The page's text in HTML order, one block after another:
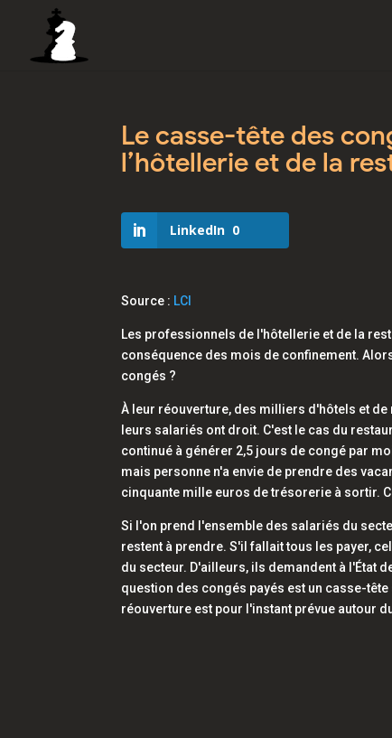
Le casse-tête des
l’hôtellerie et de la
LinkedIn 0
Source : LCI
Les professionnels de l'hôtellerie et de la
conséquence des mois de confinement.
congés ?
À leur réouverture, des milliers d'hôtels et
leurs salariés ont droit. C'est le cas du
continué à générer 2,5 jours de congé par
mais personne n'a envie de prendre des
cinquante mille euros de trésorerie à sortir.
Si l'on prend l'ensemble des salariés du
restent à prendre. S'il fallait tous les payer,
du secteur. D'ailleurs, ils demandent à l'État
question des congés payés est un casse-
réouverture est pour l'instant prévue autour